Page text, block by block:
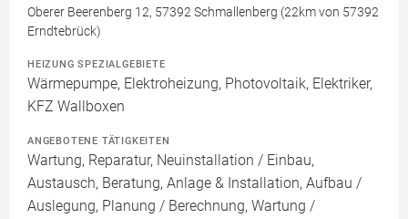
Oberer Beerenberg 12, 57392 Schmallenberg (22km von 57392
Erndtebrück)
HEIZUNG SPEZIALGEBIETE
Wärmepumpe, Elektroheizung, Photovoltaik, Elektriker,
KFZ Wallboxen
ANGEBOTENE TÄTIGKEITEN
Wartung, Reparatur, Neuinstallation / Einbau,
Austausch, Beratung, Anlage & Installation, Aufbau /
Auslegung, Planung / Berechnung, Wartung /